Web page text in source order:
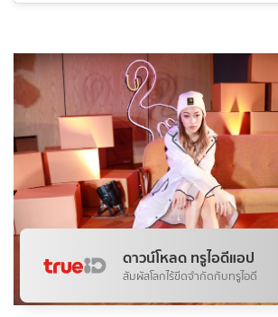
ดาวน์โหลด ทรูไอดีแอป
สัมผัสโลกไร้ขีดจำกัดกับทรูไอดี